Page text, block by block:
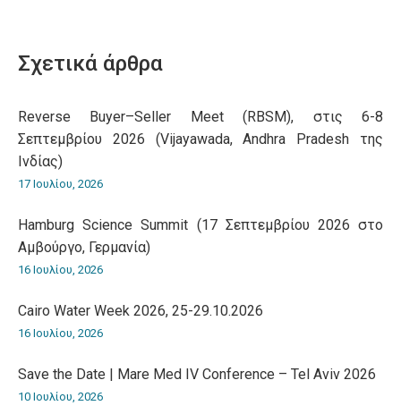
Σχετικά άρθρα
Reverse Buyer–Seller Meet (RBSM), στις 6-8
Σεπτεμβρίου 2026 (Vijayawada, Andhra Pradesh της
Ινδίας)
17 Ιουλίου, 2026
Hamburg Science Summit (17 Σεπτεμβρίου 2026 στο
Αμβούργο, Γερμανία)
16 Ιουλίου, 2026
Cairo Water Week 2026, 25-29.10.2026
16 Ιουλίου, 2026
Save the Date | Mare Med IV Conference – Tel Aviv 2026
10 Ιουλίου, 2026